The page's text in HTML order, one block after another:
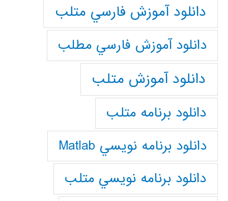
دانلود آموزش فارسي متلب
دانلود آموزش فارسي مطلب
دانلود آموزش متلب
دانلود برنامه متلب
دانلود برنامه نويسي Matlab
دانلود برنامه نويسي متلب